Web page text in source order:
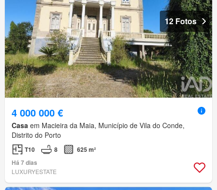
12 Fotos
4 000 000 €
Casa em Macieira da Maia, Município de Vila do Conde,
Distrito do Porto
T10 8
625 m²
Há 7 dias
LUXURYESTATE